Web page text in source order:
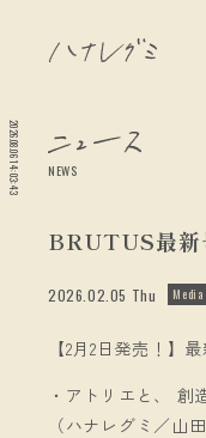
2026.08.06 14:03:43 NEWS
BRUTUS最新
2026.02.05 Thu Media
【2月2日発売！】
・アトリエと、 創
（ハナレグミ／山